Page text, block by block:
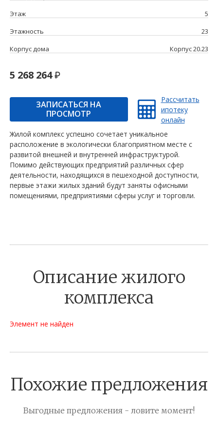
Этаж
5
Этажность
23
Корпус дома
Корпус 20.23
5 268 264
ЗАПИСАТЬСЯ НА
ПРОСМОТР
Рассчитать
ипотеку
онлайн
Жилой комплекс успешно сочетает уникальное
расположение в экологически благоприятном месте с
развитой внешней и внутренней инфраструктурой.
Помимо действующих предприятий различных сфер
деятельности, находящихся в пешеходной доступности,
первые этажи жилых зданий будут заняты офисными
помещениями, предприятиями сферы услуг и торговли.
Описание жилого
комплекса
Элемент не найден
Похожие предложения
Выгодные предложения - ловите момент!